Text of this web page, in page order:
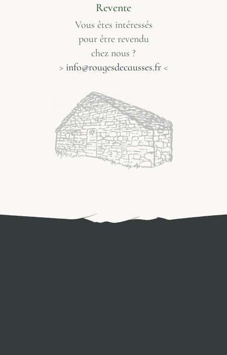
Revente
Vous êtes intéressés
pour être revendu
chez nous ?
> info@rougesdecausses.fr <